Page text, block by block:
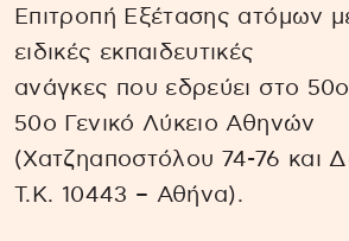
Επιτροπή Εξέτασης ατόμων
ειδικές εκπαιδευτικές
ανάγκες που εδρεύει στο
50ο Γενικό Λύκειο Αθηνών
(Χατζηαποστόλου 74-76 και
Τ.Κ. 10443 – Αθήνα).